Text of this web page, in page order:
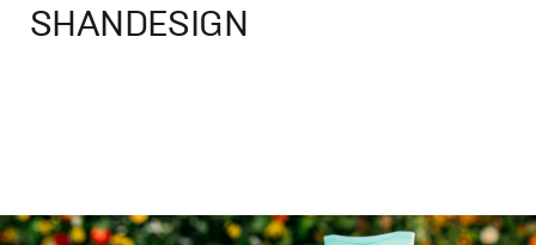
SHANDESIGN
Брендинг,Дизайн,Реклама